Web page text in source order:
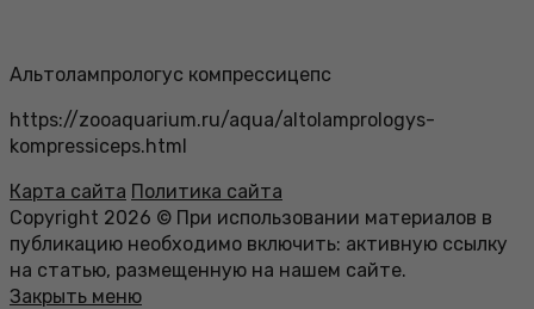
Альтолампрологус компрессицепс
https://zooaquarium.ru/aqua/altolamprologys-
kompressiceps.html
Карта сайта Политика сайта
Copyright 2026 © При использовании материалов в
публикацию необходимо включить: активную ссылку
на статью, размещенную на нашем сайте.
Закрыть меню